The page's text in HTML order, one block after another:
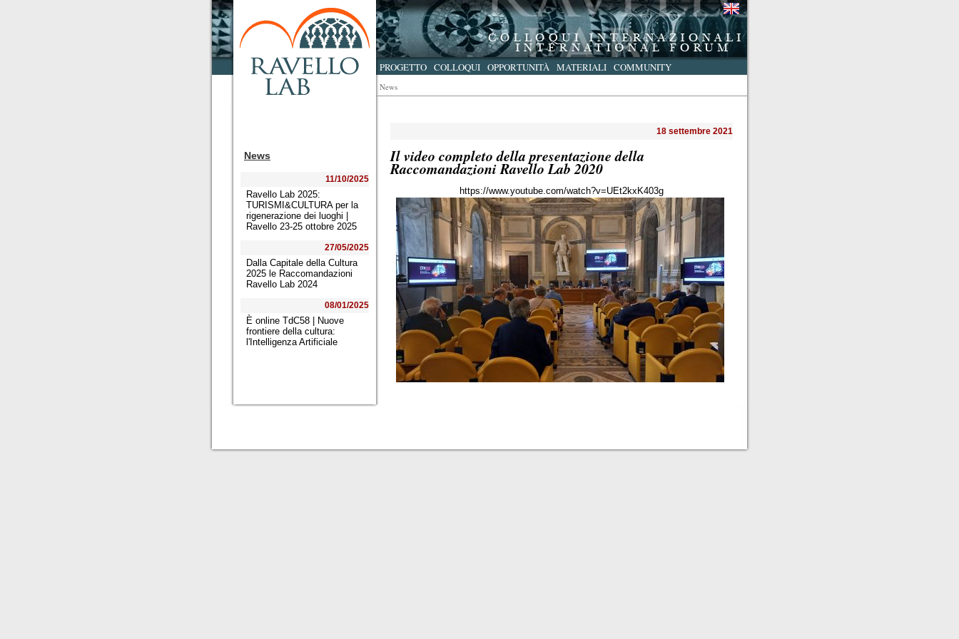
PROGETTO COLLOQUI OPPORTUNITÀ MATERIALI COMMUNITY
News
News
11/10/2025
Ravello Lab 2025:
TURISMI&CULTURA per la
rigenerazione dei luoghi |
Ravello 23-25 ottobre 2025
27/05/2025
Dalla Capitale della Cultura
2025 le Raccomandazioni
Ravello Lab 2024
08/01/2025
È online TdC58 | Nuove
frontiere della cultura:
l'Intelligenza Artificiale
18 settembre 2021
Il video completo della presentazione della
Raccomandazioni Ravello Lab 2020
https://www.youtube.com/watch?v=UEt2kxK403g